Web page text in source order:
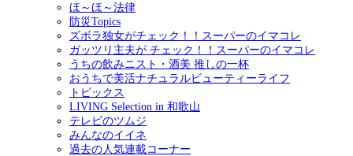
ほ～ほ～法律
防災Topics
ズボラ独女がチェック！！スーパーのイマコレ
ガッツリ主夫が チェック！！スーパーのイマコレ
うちの飲みニスト・酒美 推しの一杯
おうちで美活ナチュラルビューティーライフ
トピックス
LIVING Selection in 和歌山
テレビのツムジ
みんなのイイネ
過去の人気連載コーナー